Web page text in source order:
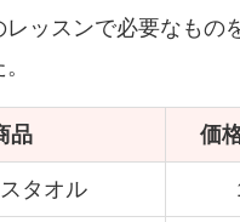
ッスンで必要なもの
品 価
タオル